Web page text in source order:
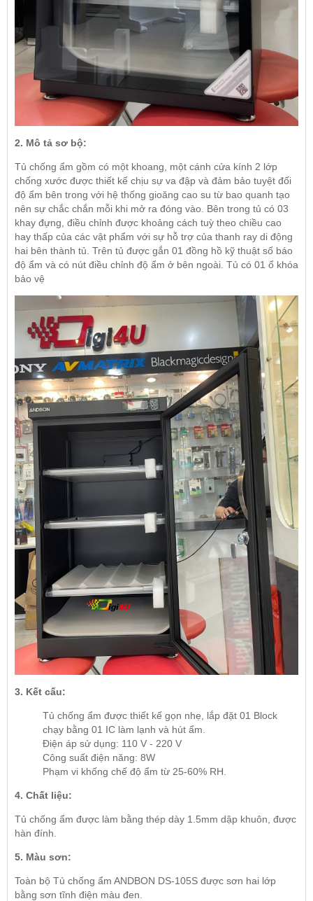
2. Mô tả sơ bộ:
Tủ chống ẩm gồm có một khoang, một cánh cửa kính 2 lớp
chống xước được thiết kế chịu sự va đập và đảm bảo tuyệt đối
độ ẩm bên trong với hệ thống gioăng cao su từ bao quanh tạo
nên sự chắc chắn mỗi khi mở ra đóng vào. Bên trong tủ có 03
khay đựng, điều chỉnh được khoảng cách tuỳ theo chiều cao
hay thấp của các vật phẩm với sự hỗ trợ của thanh ray di động
hai bên thành tủ. Trên tủ được gắn 01 đồng hồ kỹ thuật số báo
độ ẩm và có nút điều chỉnh độ ẩm ở bên ngoài. Tủ có 01 ổ khóa
bảo vệ
3. Kết cấu:
Tủ chống ẩm được thiết kế gọn nhẹ, lắp đặt 01 Block
chạy bằng 01 IC làm lạnh và hút ẩm.
Điện áp sử dụng: 110 V - 220 V
Công suất điện năng: 8W
Phạm vi khống chế độ ẩm từ 25-60% RH.
4. Chất liệu:
Tủ chống ẩm được làm bằng thép dày 1.5mm dập khuôn, được
hàn đính.
5. Màu sơn:
Toàn bộ Tủ chống ẩm ANDBON DS-105S được sơn hai lớp
bằng sơn tĩnh điện màu đen.